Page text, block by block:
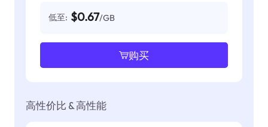
低至: $0.67/GB
购买
高性价比 & 高性能